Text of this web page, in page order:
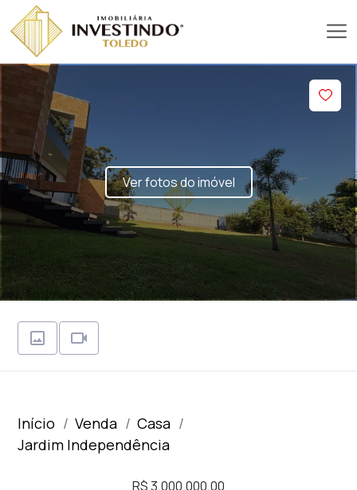
Ver fotos do imóvel
Início Venda
Casa
Jardim Independência
R$ 3.000.000,00